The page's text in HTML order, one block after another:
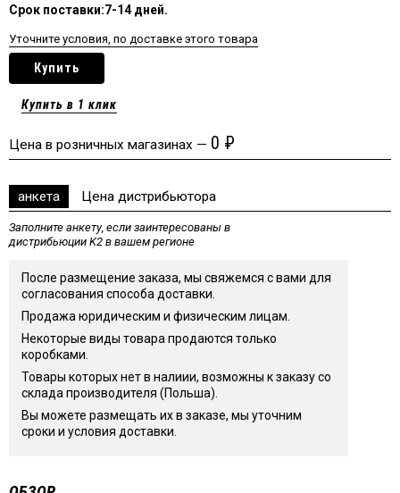
Срок поставки:7-14 дней.
Уточните условия, по доставке этого товара
Купить
Купить в 1 клик
Цена в розничных магазинах — 0 ₽
анкета Цена дистрибьютора
Заполните анкету, если заинтересованы в
дистрибьюции K2 в вашем регионе
После размещение заказа, мы свяжемся с вами для
согласования способа доставки.
Продажа юридическим и физическим лицам.
Некоторые виды товара продаются только
коробками.
Товары которых нет в налиии, возможны к заказу со
склада производителя (Польша).
Вы можете размещать их в заказе, мы уточним
сроки и условия доставки.